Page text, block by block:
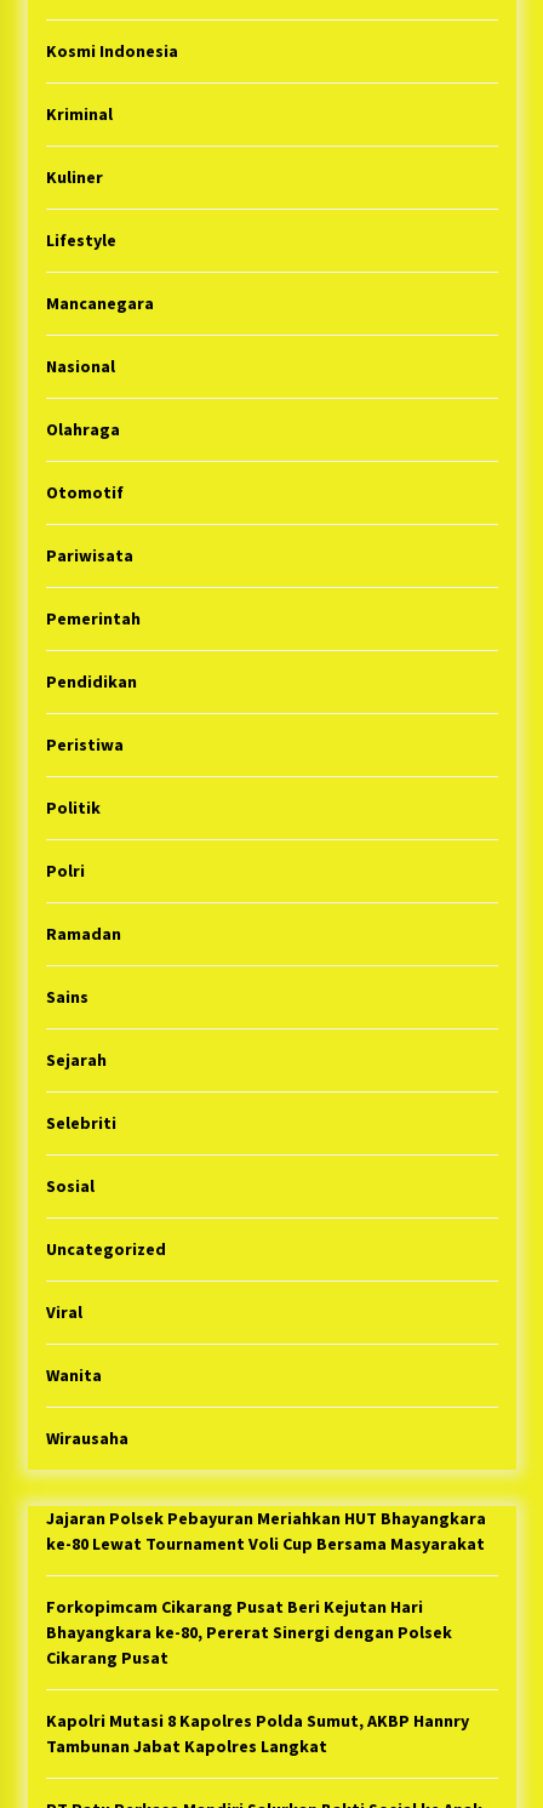
Kosmi Indonesia
Kriminal
Kuliner
Lifestyle
Mancanegara
Nasional
Olahraga
Otomotif
Pariwisata
Pemerintah
Pendidikan
Peristiwa
Politik
Polri
Ramadan
Sains
Sejarah
Selebriti
Sosial
Uncategorized
Viral
Wanita
Wirausaha
Jajaran Polsek Pebayuran Meriahkan HUT Bhayangkara
ke-80 Lewat Tournament Voli Cup Bersama Masyarakat
Forkopimcam Cikarang Pusat Beri Kejutan Hari
Bhayangkara ke-80, Pererat Sinergi dengan Polsek
Cikarang Pusat
Kapolri Mutasi 8 Kapolres Polda Sumut, AKBP Hannry
Tambunan Jabat Kapolres Langkat